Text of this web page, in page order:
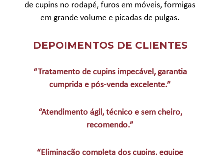
de cupins no rodapé, furos em móveis, formigas
em grande volume e picadas de pulgas.
DEPOIMENTOS DE CLIENTES
“Tratamento de cupins impecável, garantia
cumprida e pós-venda excelente.”
“Atendimento ágil, técnico e sem cheiro,
recomendo.”
“Eliminação completa dos cupins, equipe